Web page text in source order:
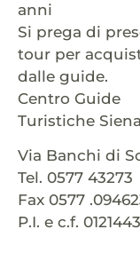
anni
Si prega di
tour per
dalle guide.
Centro Guide
Turistiche
Via Banchi di
Tel. 0577 43273
Fax 0577
P.I. e c.f.